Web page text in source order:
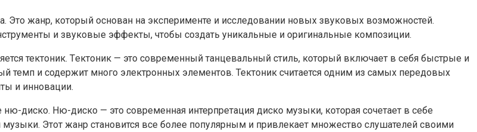
Это жанр, который основан на эксперименте и исследовании новых звуковых возможностей.
и звуковые эффекты, чтобы создать уникальные и оригинальные композиции.
тектоник. Tектоник — это современный танцевальный стиль, который включает в себя быстрые и
и содержит много электронных элементов. Тектоник считается одним из самых передовых
и инновации.
диско. Ню-диско — это современная интерпретация диско музыки, которая сочетает в себе
Этот жанр становится все более популярным и привлекает множество слушателей своими